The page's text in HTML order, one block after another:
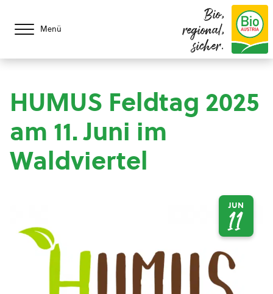
Menü
Bio,
regional,
sicher.
HUMUS Feldtag 2025
am 11. Juni im
Waldviertel
JUN
11